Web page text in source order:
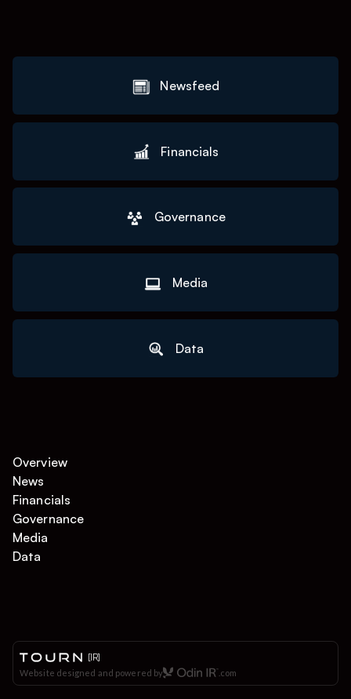
Newsfeed
Financials
Governance
Media
Data
Overview
News
Financials
Governance
Media
Data
[IR]
Website designed and powered by .com